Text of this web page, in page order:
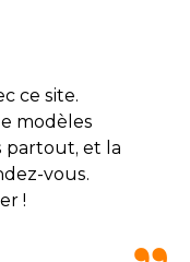
ce site.
modèles
partout, et la
vous.
!